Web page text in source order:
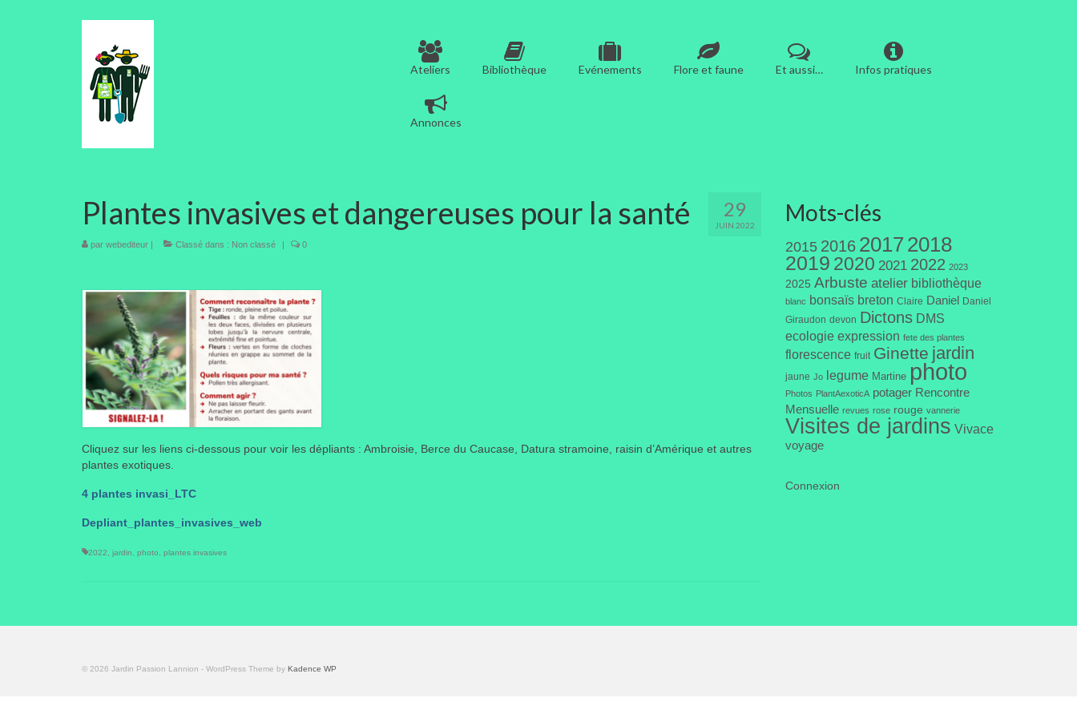
Ateliers Bibliothèque Evénements Flore et faune Et aussi… Infos pratiques
Annonces
29
JUIN 2022
Plantes invasives et dangereuses pour la santé
par webediteur | Classé dans : Non classé | 0
Cliquez sur les liens ci-dessous pour voir les dépliants : Ambroisie, Berce du Caucase, Datura stramoine, raisin d’Amérique et autres
plantes exotiques.
4 plantes invasi_LTC
Depliant_plantes_invasives_web
2022 jardin photo plantes invasives
Mots-clés
2015 2016 20172018
2019 2020 2021 2022 2023
2025 Arbuste atelier bibliothèque
blanc bonsaïs breton Claire Daniel
Daniel
Giraudon devon Dictons DMS
ecologie expression fete des plantes
florescence fruit Ginette jardin
jaune Jo legume Martine photo
Photos PlantAexoticA potager Rencontre
Mensuelle revues rose rouge vannerie
Visites de jardins Vivace
voyage
Connexion
© 2026 Jardin Passion Lannion - WordPress Theme by Kadence WP